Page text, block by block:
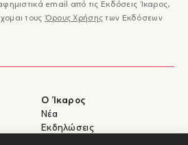
email από τις Εκδόσεις Ίκαρος,
τους Όρους Χρήσης των Εκδόσεων
Ο Ίκαρος
Νέα
Εκδηλώσεις